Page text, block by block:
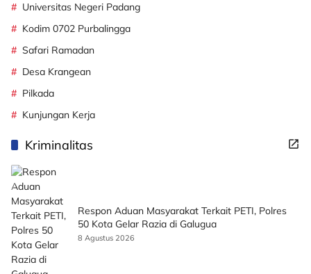
Universitas Negeri Padang
Kodim 0702 Purbalingga
Safari Ramadan
Desa Krangean
Pilkada
Kunjungan Kerja
Kriminalitas
Respon Aduan Masyarakat Terkait PETI, Polres
50 Kota Gelar Razia di Galugua
8 Agustus 2026